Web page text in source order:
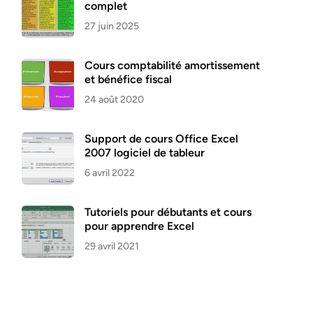
complet
27 juin 2025
Cours comptabilité amortissement
et bénéfice fiscal
24 août 2020
Support de cours Office Excel
2007 logiciel de tableur
6 avril 2022
Tutoriels pour débutants et cours
pour apprendre Excel
29 avril 2021